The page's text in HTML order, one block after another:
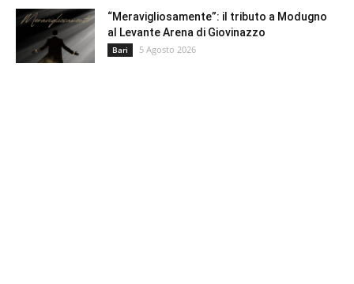
“Meravigliosamente”: il tributo a Modugno
al Levante Arena di Giovinazzo
Bari 5 Agosto 2026